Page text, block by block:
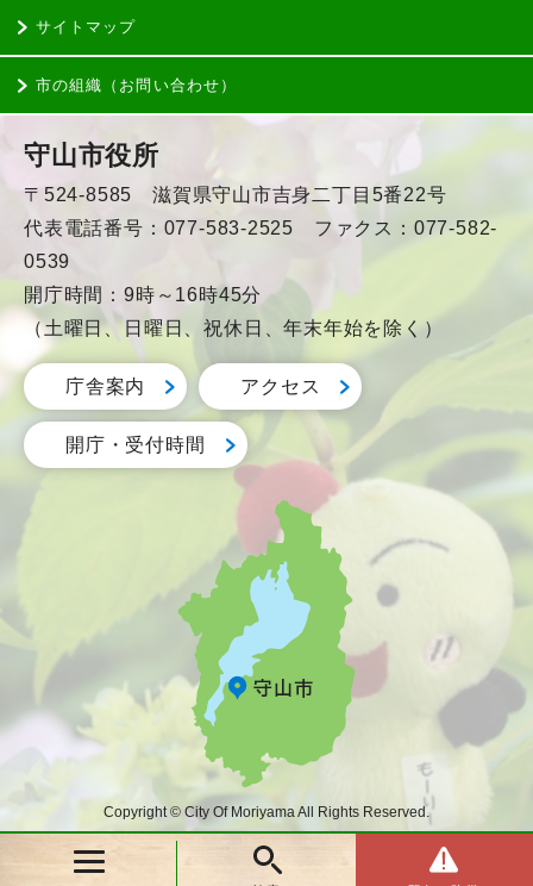
サイトマップ
市の組織（お問い合わせ）
守山市役所
〒524-8585 滋賀県守山市吉身二丁目5番22号
代表電話番号：077-583-2525 ファクス：077-582-
0539
開庁時間：9時～16時45分
（土曜日、日曜日、祝休日、年末年始を除く）
庁舎案内 アクセス
開庁・受付時間
Copyright © City Of Moriyama All Rights Reserved.